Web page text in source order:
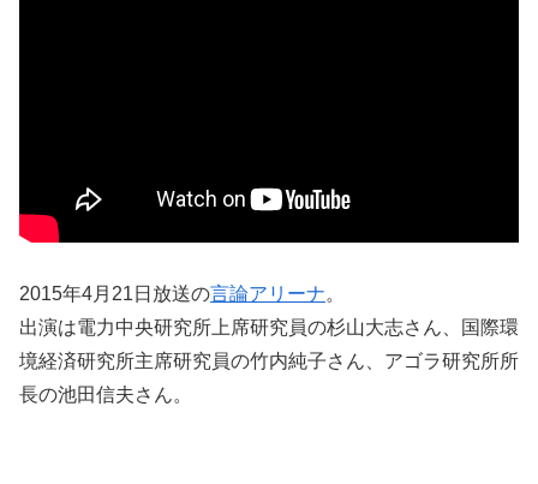
2015年4月21日放送の言論アリーナ。
出演は電力中央研究所上席研究員の杉山大志さん、国際環
境経済研究所主席研究員の竹内純子さん、アゴラ研究所所
長の池田信夫さん。